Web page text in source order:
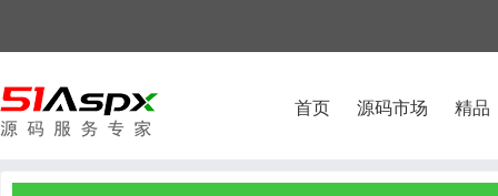
首页 源码市场 精品